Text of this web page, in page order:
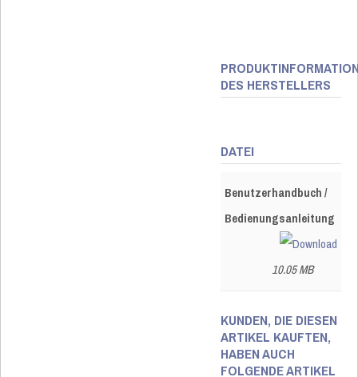
DES HERSTELLERS
DATEI
Benutzerhandbuch /
Bedienungsanleitung
10.05 MB
KUNDEN, DIE DIESEN
ARTIKEL KAUFTEN,
HABEN AUCH
FOLGENDE ARTIKEL